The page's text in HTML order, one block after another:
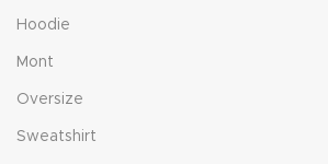
Hoodie
Mont
Oversize
Sweatshirt